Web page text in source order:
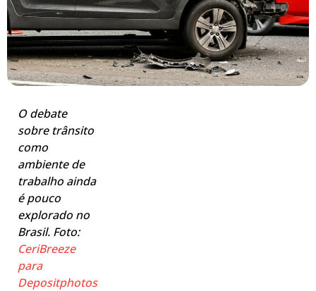
O debate
sobre trânsito
como
ambiente de
trabalho ainda
é pouco
explorado no
Brasil. Foto:
CeriBreeze
para
Depositphotos